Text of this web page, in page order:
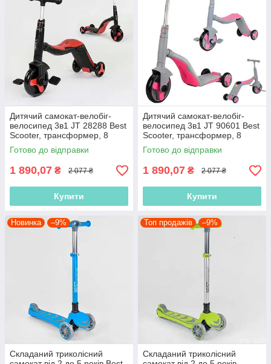
Дитячий самокат-велобіг-
велосипед 3в1 JT 28288 Best
Scooter, трансформер, 8
мелодій
Готово до відправки
1 890,07 ₴ 2 077 ₴
Купити
Дитячий самокат-велобіг-
велосипед 3в1 JT 90601 Best
Scooter, трансформер, 8
мелодій
Готово до відправки
1 890,07 ₴ 2 077 ₴
Купити
Новинка –9%
Складаний триколісний
Топ продажів –9%
Складаний триколісний